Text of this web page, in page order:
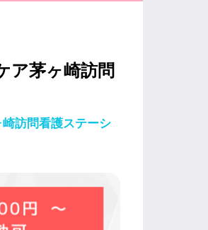
ア茅ヶ崎訪問
訪問看護ステーシ